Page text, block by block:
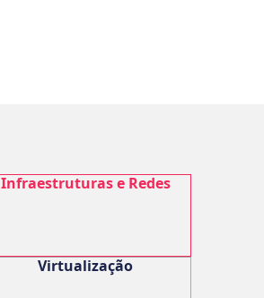
Infraestruturas e Redes
Virtualização